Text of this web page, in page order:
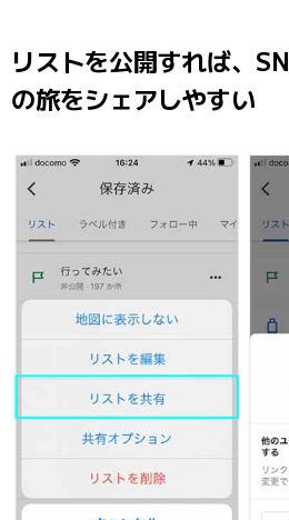
リストを公開すれば、
の旅をシェアしやすい